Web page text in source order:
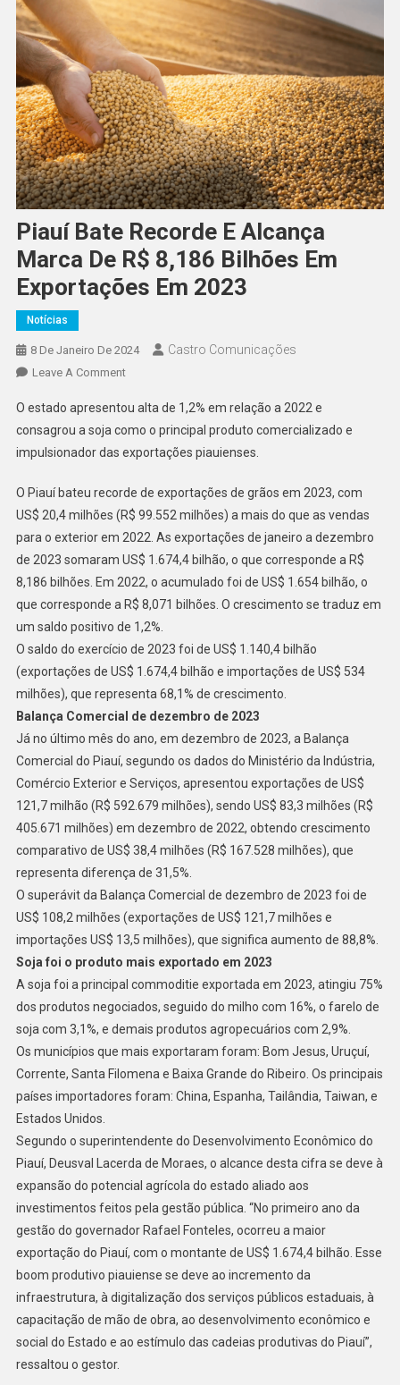
Piauí Bate Recorde E Alcança
Marca De R$ 8,186 Bilhões Em
Exportações Em 2023
Notícias
8 De Janeiro De 2024 Castro Comunicações
Leave A Comment
O estado apresentou alta de 1,2% em relação a 2022 e
consagrou a soja como o principal produto comercializado e
impulsionador das exportações piauienses.
O Piauí bateu recorde de exportações de grãos em 2023, com
US$ 20,4 milhões (R$ 99.552 milhões) a mais do que as vendas
para o exterior em 2022. As exportações de janeiro a dezembro
de 2023 somaram US$ 1.674,4 bilhão, o que corresponde a R$
8,186 bilhões. Em 2022, o acumulado foi de US$ 1.654 bilhão, o
que corresponde a R$ 8,071 bilhões. O crescimento se traduz em
um saldo positivo de 1,2%.
O saldo do exercício de 2023 foi de US$ 1.140,4 bilhão
(exportações de US$ 1.674,4 bilhão e importações de US$ 534
milhões), que representa 68,1% de crescimento.
Balança Comercial de dezembro de 2023
Já no último mês do ano, em dezembro de 2023, a Balança
Comercial do Piauí, segundo os dados do Ministério da Indústria,
Comércio Exterior e Serviços, apresentou exportações de US$
121,7 milhão (R$ 592.679 milhões), sendo US$ 83,3 milhões (R$
405.671 milhões) em dezembro de 2022, obtendo crescimento
comparativo de US$ 38,4 milhões (R$ 167.528 milhões), que
representa diferença de 31,5%.
O superávit da Balança Comercial de dezembro de 2023 foi de
US$ 108,2 milhões (exportações de US$ 121,7 milhões e
importações US$ 13,5 milhões), que significa aumento de 88,8%.
Soja foi o produto mais exportado em 2023
A soja foi a principal commoditie exportada em 2023, atingiu 75%
dos produtos negociados, seguido do milho com 16%, o farelo de
soja com 3,1%, e demais produtos agropecuários com 2,9%.
Os municípios que mais exportaram foram: Bom Jesus, Uruçuí,
Corrente, Santa Filomena e Baixa Grande do Ribeiro. Os principais
países importadores foram: China, Espanha, Tailândia, Taiwan, e
Estados Unidos.
Segundo o superintendente do Desenvolvimento Econômico do
Piauí, Deusval Lacerda de Moraes, o alcance desta cifra se deve à
expansão do potencial agrícola do estado aliado aos
investimentos feitos pela gestão pública. “No primeiro ano da
gestão do governador Rafael Fonteles, ocorreu a maior
exportação do Piauí, com o montante de US$ 1.674,4 bilhão. Esse
boom produtivo piauiense se deve ao incremento da
infraestrutura, à digitalização dos serviços públicos estaduais, à
capacitação de mão de obra, ao desenvolvimento econômico e
social do Estado e ao estímulo das cadeias produtivas do Piauí”,
ressaltou o gestor.